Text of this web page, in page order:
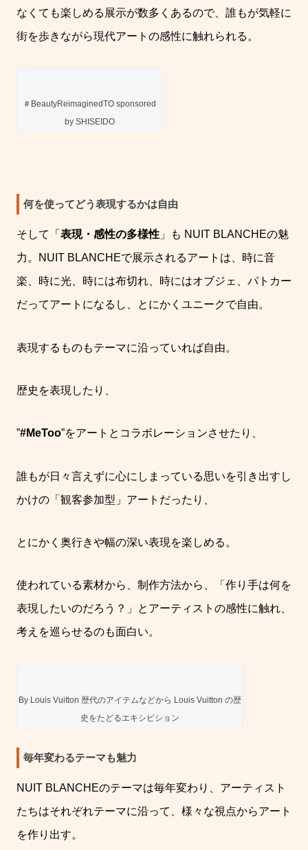
なくても楽しめる展示が数多くあるので、誰もが気軽に
街を歩きながら現代アートの感性に触れられる。
＃BeautyReimaginedTO sponsored
by SHISEIDO
何を使ってどう表現するかは自由
そして「 表現・感性の多様性 」も NUIT BLANCHEの魅
力。
NUIT BLANCHEで展示されるアートは、時に音
楽、時に光、時には布切れ、時にはオブジェ、パトカー
だってアートになるし、とにかくユニークで自由。
表現するものもテーマに沿っていれば自由。
歴史を表現したり、
”#MeToo”をアートとコラボレーションさせたり、
誰もが日々言えずに心にしまっている思いを引き出すし
かけの「観客参加型」アートだったり、
とにかく奥行きや幅の深い表現を楽しめる。
使われている素材から、制作方法から、「作り手は何を
表現したいのだろう？」とアーティストの感性に触れ、
考えを巡らせるのも面白い。
By Louis Vuitton 歴代のアイテムなどから Louis Vuitton の歴
史をたどるエキシビション
毎年変わるテーマも魅力
NUIT BLANCHEのテーマは毎年変わり、アーティスト
たちはそれぞれテーマに沿って、様々な視点からアート
を作り出す。